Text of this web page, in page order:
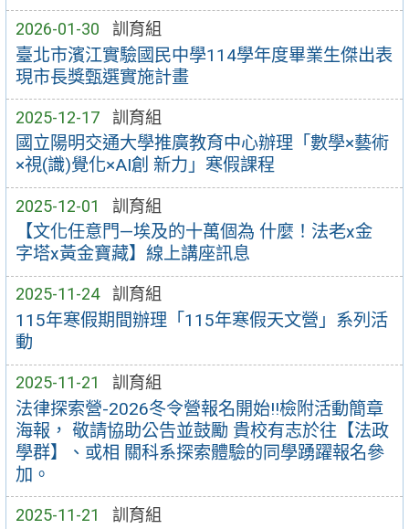
2026-01-30 訓育組
臺北市濱江實驗國民中學114學年度畢業生傑出表
現市長獎甄選實施計畫
2025-12-17 訓育組
國立陽明交通大學推廣教育中心辦理「數學×藝術
×視(識)覺化×AI創 新力」寒假課程
2025-12-01 訓育組
【文化任意門—埃及的十萬個為 什麼！法老x金
字塔x黃金寶藏】線上講座訊息
2025-11-24 訓育組
115年寒假期間辦理「115年寒假天文營」系列活
動
2025-11-21 訓育組
法律探索營-2026冬令營報名開始!!檢附活動簡章
海報， 敬請協助公告並鼓勵 貴校有志於往【法政
學群】、或相 關科系探索體驗的同學踴躍報名參
加。
2025-11-21 訓育組